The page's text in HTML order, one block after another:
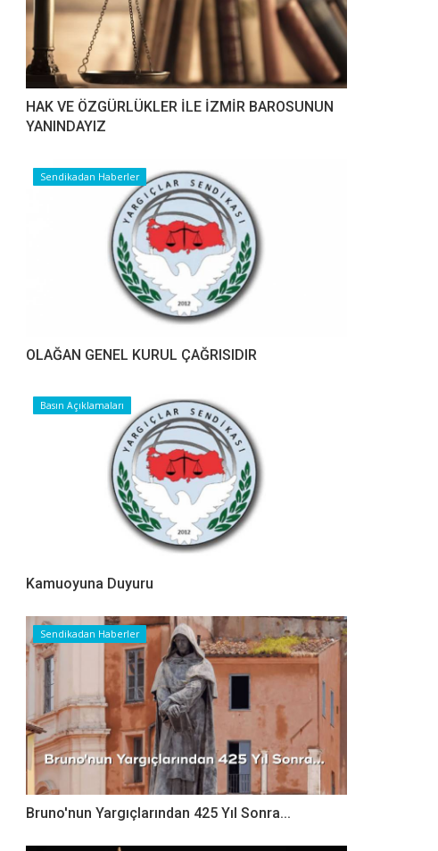
HAK VE ÖZGÜRLÜKLER İLE İZMİR BAROSUNUN
YANINDAYIZ
Sendikadan Haberler
OLAĞAN GENEL KURUL ÇAĞRISIDIR
Basın Açıklamaları
Kamuoyuna Duyuru
Sendikadan Haberler
Bruno'nun Yargıçlarından 425 Yıl Sonra...